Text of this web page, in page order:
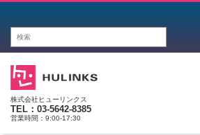
株式会社ヒューリンクス
TEL：03-5642-8385
営業時間：9:00-17:30